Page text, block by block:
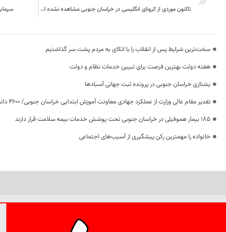
تاکنون موردی از کرونای انگلیسی در خراسان جنوبی مشاهده نشده است. سرمایه‌گذاری ۲۵۰
سخت‌ترین شرایط پس از انقلاب را با اتکای به مردم پشت سر گذاشتیم
هفته دولت بهترین فرصت برای تبیین خدمات نظام و دولت
یشتازی خراسان جنوبی در پرونده ثبت جهانی آسبادها
تقدیر مقام عالی وزارت از عملکرد جهادی معاونت آموزش ابتدایی خراسان جنوبی/ ۴۶۰۰ دانش‌آموز زیر چتر «طرح حامی»
۱۸۵ بیمار هموفیلی در خراسان جنوبی تحت پوشش خدمات بیمه سلامت قرار دارند
خانواده را مهمترین رکن پیشگیری از آسیب‌های اجتماعی